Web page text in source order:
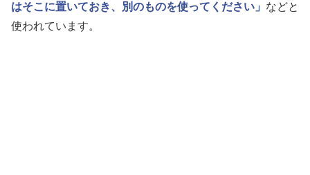
はそこに置いておき、別のものを使ってください」 などと
使われています。